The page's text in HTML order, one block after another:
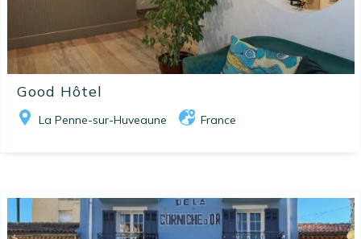
Good Hôtel
La Penne-sur-Huveaune France